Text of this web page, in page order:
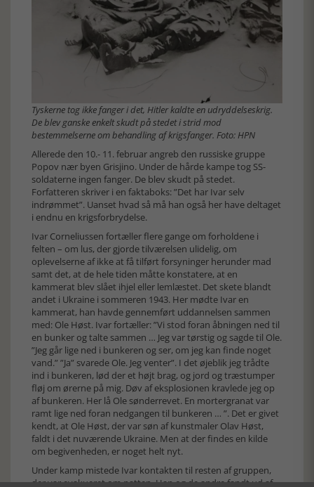
Tyskerne tog ikke fanger i det, Hitler kaldte en udryddelseskrig.
De blev ganske enkelt skudt på stedet i strid mod
bestemmelserne om behandling af krigsfanger. Foto: HPN
Allerede den 10.- 11. februar angreb den russiske gruppe
Popov nær byen Grisjino. Under de hårde kampe tog SS-
soldaterne ingen fanger. De blev skudt på stedet.
Forfatteren skriver i en faktaboks: ”Det har Ivar selv
indrømmet”. Uanset hvad så må han også her have deltaget
i endnu en krigsforbrydelse.
Ivar Corneliussen fortæller flere gange om forholdene i
felten – om lus, der gjorde tilværelsen ulidelig, om
oplevelserne af ikke at få tilført forsyninger herunder mad
samt det, at de hele tiden måtte konstatere, at en
kammerat blev slået ihjel eller lemlæstet. Det skete blandt
andet i Ukraine i sommeren 1943. Her mødte Ivar en
kammerat, han havde gennemført uddannelsen sammen
med: Ole Høst. Ivar fortæller: ”Vi stod foran åbningen ned til
en bunker og talte sammen … Jeg var tørstig og sagde til Ole.
”Jeg går lige ned i bunkeren og ser, om jeg kan finde noget
vand.” ”Ja” svarede Ole. Jeg venter”. I det øjeblik jeg trådte
ind i bunkeren, lød der et højt brag, og jord og træstumper
fløj om ørerne på mig. Døv af eksplosionen kravlede jeg op
af bunkeren. Her lå Ole sønderrevet. En mortergranat var
ramt lige ned foran nedgangen til bunkeren … ”. Det er givet
kendt, at Ole Høst, der var søn af kunstmaler Olav Høst,
faldt i det nuværende Ukraine. Men at der findes en kilde
om begivenheden, er noget helt nyt.
Under kamp mistede Ivar kontakten til resten af gruppen,
der var evakueret om natten. Han og de andre fandt ud af,